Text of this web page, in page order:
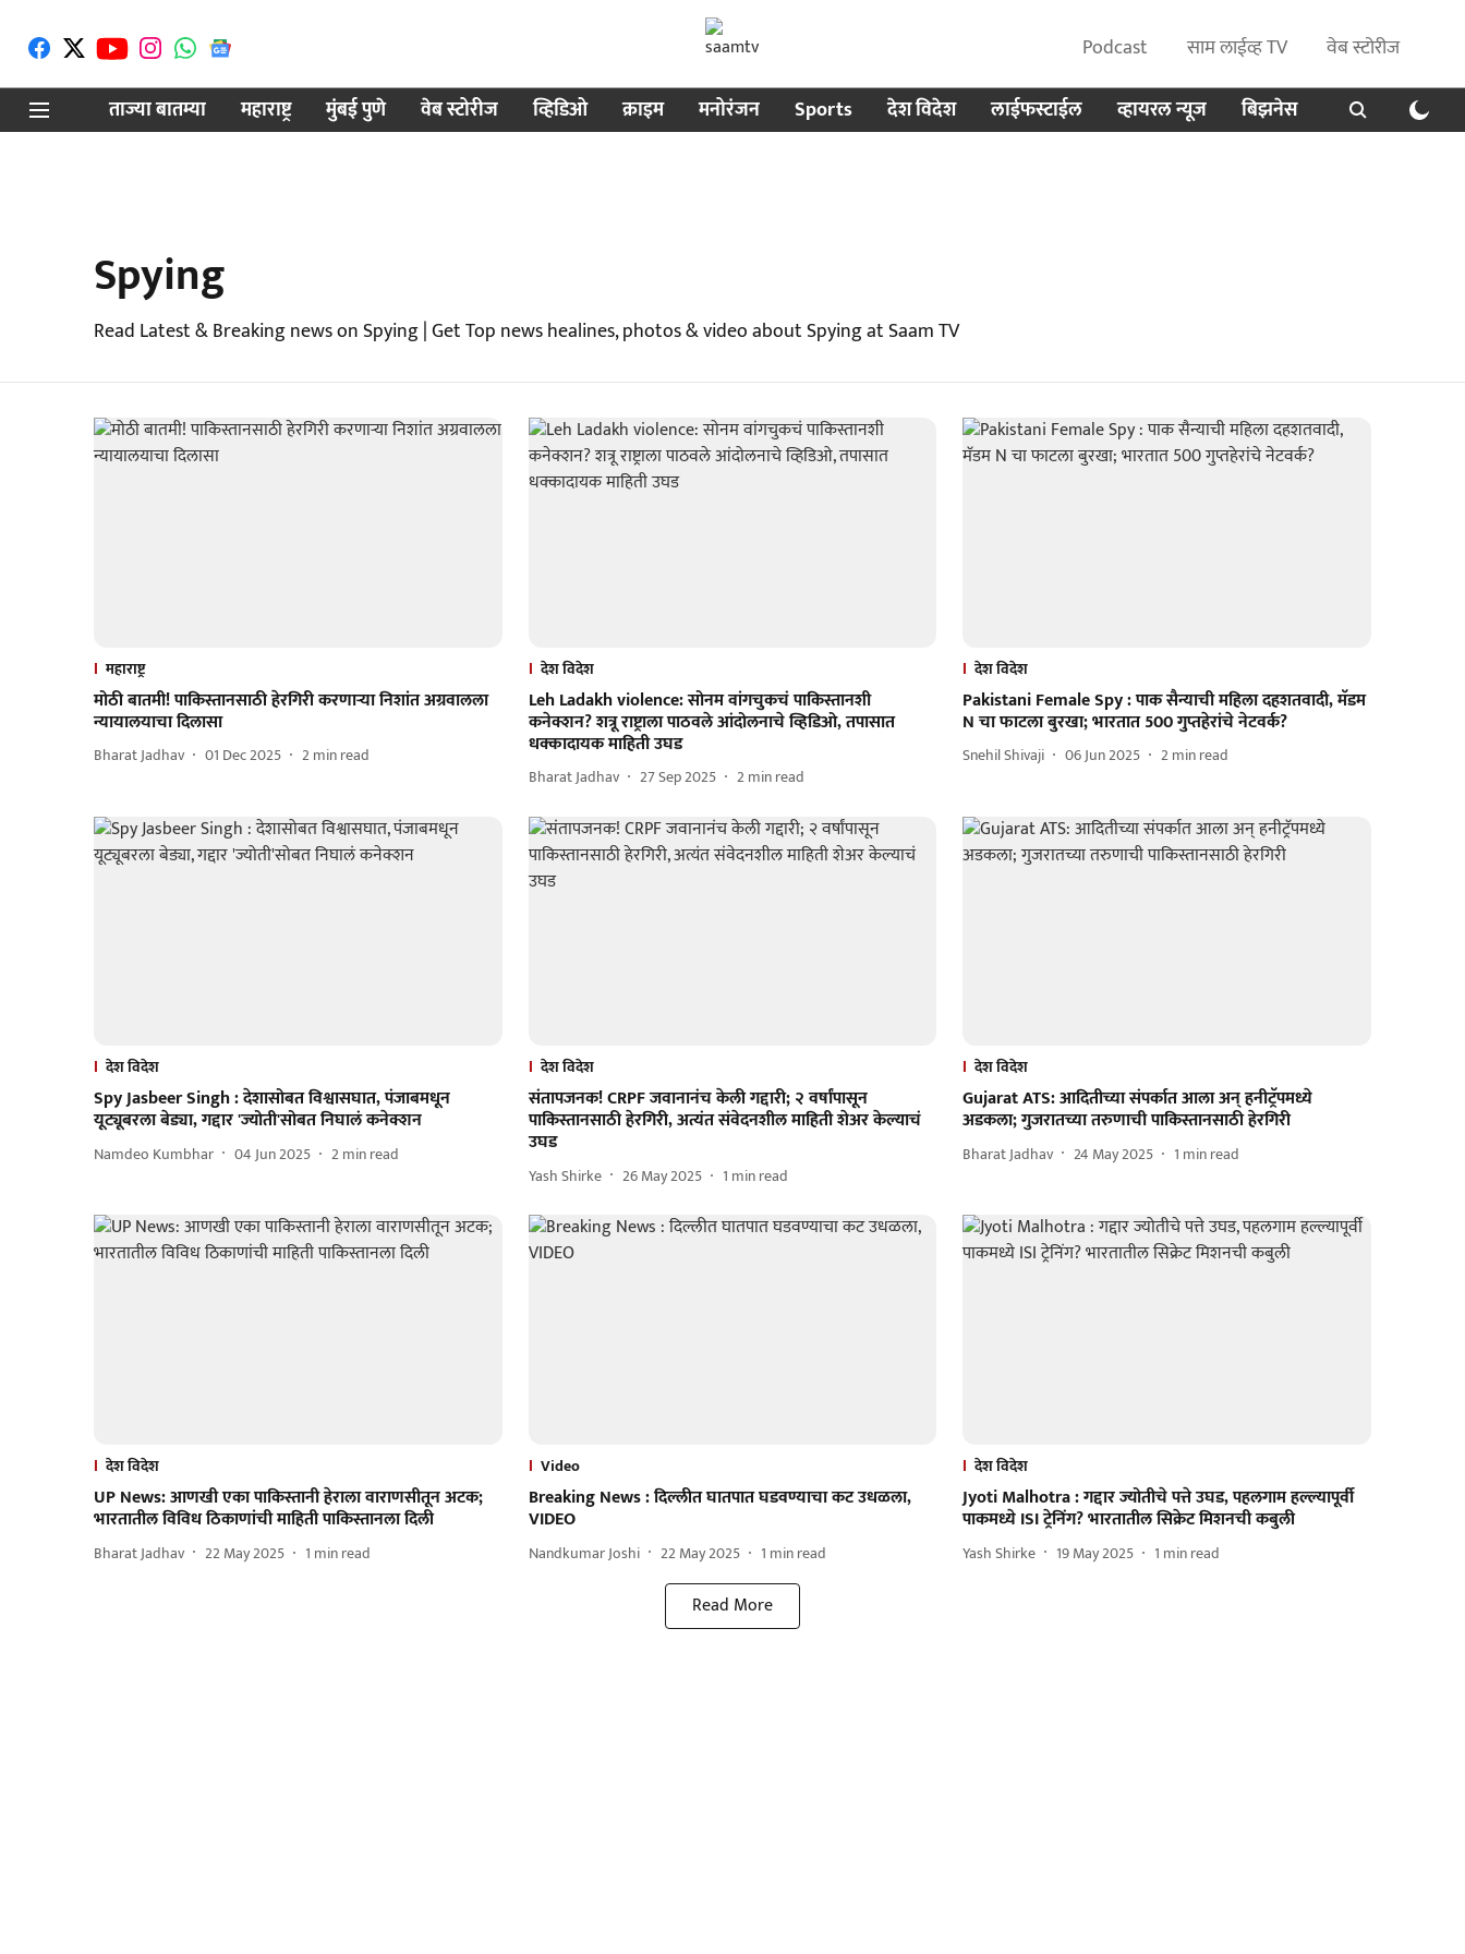
Podcast साम लाईव्ह TV
वेब स्टोरीज
ताज्या बातम्या
महाराष्ट्र मुंबई पुणे वेब स्टोरीज व्हिडिओ क्राइम मनोरंजन Sports देश विदेश लाईफस्टाईल व्हायरल न्यूज बिझनेस
Spying
Read Latest & Breaking news on Spying | Get Top news healines, photos & video about Spying at Saam TV
महाराष्ट्र
मोठी बातमी! पाकिस्तानसाठी हेरगिरी करणाऱ्या निशांत अग्रवालला
न्यायालयाचा दिलासा
Bharat Jadhav 01 Dec 2025 2min read
देश विदेश
Leh Ladakh violence: सोनम वांगचुकचं पाकिस्तानशी
कनेक्शन? शत्रू राष्ट्राला पाठवले आंदोलनाचे व्हिडिओ, तपासात
धक्कादायक माहिती उघड
Bharat Jadhav 27 Sep 2025 2min read
देश विदेश
Pakistani Female Spy : पाक सैन्याची महिला दहशतवादी, मॅडम
N चा फाटला बुरखा; भारतात 500 गुप्तहेरांचे नेटवर्क?
Snehil Shivaji 06 Jun 2025 2min read
देश विदेश
Spy Jasbeer Singh : देशासोबत विश्वासघात, पंजाबमधून
यूट्यूबरला बेड्या, गद्दार 'ज्योती'सोबत निघालं कनेक्शन
Namdeo Kumbhar 04 Jun 2025 2min read
देश विदेश
संतापजनक! CRPF जवानानंच केली गद्दारी; २ वर्षांपासून
पाकिस्तानसाठी हेरगिरी, अत्यंत संवेदनशील माहिती शेअर केल्याचं
उघड
Yash Shirke 26 May 2025 1 min read
देश विदेश
Gujarat ATS: आदितीच्या संपर्कात आला अन् हनीट्रॅपमध्ये
अडकला; गुजरातच्या तरुणाची पाकिस्तानसाठी हेरगिरी
Bharat Jadhav 24 May 2025 1 min read
देश विदेश
UP News: आणखी एका पाकिस्तानी हेराला वाराणसीतून अटक;
भारतातील विविध ठिकाणांची माहिती पाकिस्तानला दिली
Bharat Jadhav 22 May 2025 1 min read
Video
Breaking News : दिल्लीत घातपात घडवण्याचा कट उधळला,
VIDEO
Nandkumar Joshi 22 May 2025 1 min read
देश विदेश
Jyoti Malhotra : गद्दार ज्योतीचे पत्ते उघड, पहलगाम हल्ल्यापूर्वी
पाकमध्ये ISI ट्रेनिंग? भारतातील सिक्रेट मिशनची कबुली
Yash Shirke 19 May 2025 1 min read
Read More